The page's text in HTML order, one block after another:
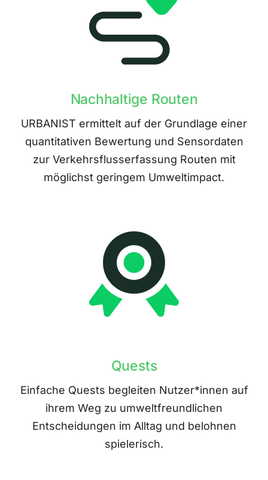
Nachhaltige Routen
URBANIST ermittelt auf der Grundlage einer
quantitativen Bewertung und Sensordaten
zur Verkehrsflusserfassung Routen mit
möglichst geringem Umweltimpact.
Quests
Einfache Quests begleiten Nutzer*innen auf
ihrem Weg zu umweltfreundlichen
Entscheidungen im Alltag und belohnen
spielerisch.